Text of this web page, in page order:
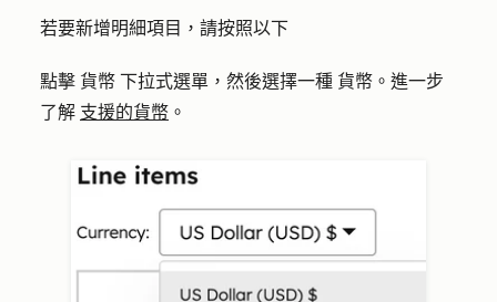
若要新增明細項目，請按照以下
點擊 貨幣 下拉式選單，然後選擇一種 貨幣 。進一步
了解 支援的貨幣 。